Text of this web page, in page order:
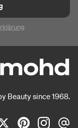
.
Beauty since 1968.